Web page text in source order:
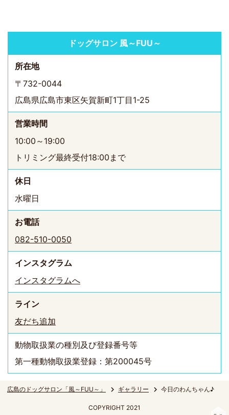
ドッグサロン 風～FUU～
所在地
〒732-0044
広島県広島市東区矢賀新町1丁目1-25
営業時間
10:00～19:00
トリミング最終受付18:00まで
休日
水曜日
お電話
082-510-0050
インスタグラム
インスタグラムへ
ライン
友だち追加
動物取扱業の種別及び登録番号等
第一種動物取扱業登録：第200045号
広島のドッグサロン「風～FUU～」 ギャラリー 今日のわんちゃん♪
COPYRIGHT 2021